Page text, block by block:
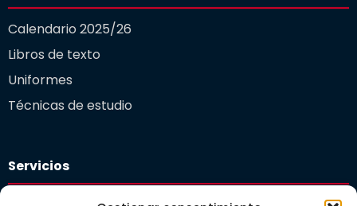
Calendario 2025/26
Libros de texto
Uniformes
Técnicas de estudio
Servicios